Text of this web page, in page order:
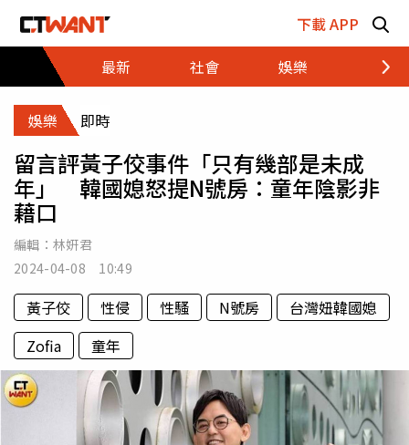
下載 APP
最新
社會 娛樂 財經
娛樂 即時
留言評黃子佼事件「只有幾部是未成
年」 韓國媳怒提N號房：童年陰影非
藉口
編輯： 林姸君
2024-04-08 10:49
黃子佼 性侵 性騷 N號房
台灣妞韓國媳
Zofia
童年